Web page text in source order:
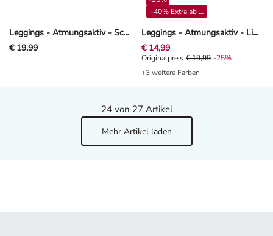
Leggings - Atmungsaktiv - Schwarz
€ 19,99
Leggings - Atmungsaktiv - Lime
-40% Extra ab 4**
€ 14,99
Originalpreis € 19,99, Rabat -25%
Originalpreis € 19,99 -25%
+3 weitere Farben
24von 27 Artikel
Mehr Artikel laden